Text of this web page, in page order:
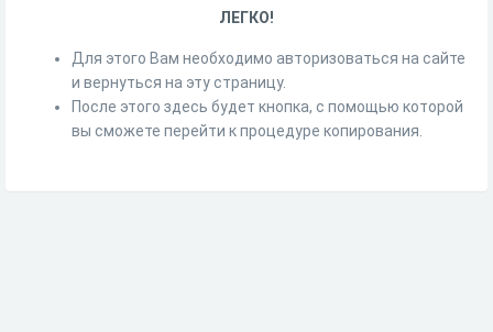
ЛЕГКО!
Для этого Вам необходимо авторизоваться на сайте
и вернуться на эту страницу.
После этого здесь будет кнопка, с помощью которой
вы сможете перейти к процедуре копирования.